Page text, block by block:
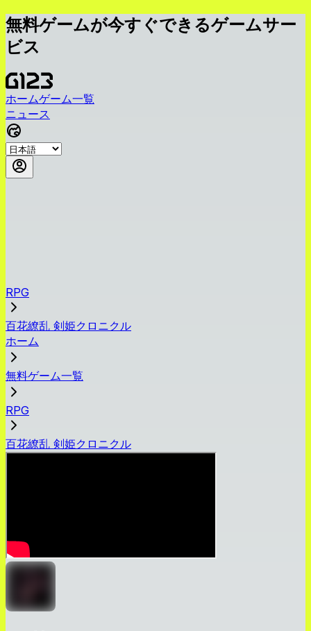
無料ゲームが今すぐできるゲームサー
ビス
ホームゲーム一覧
ニュース
RPG
百花繚乱 剣姫クロニクル
ホーム
無料ゲーム一覧
RPG
百花繚乱 剣姫クロニクル